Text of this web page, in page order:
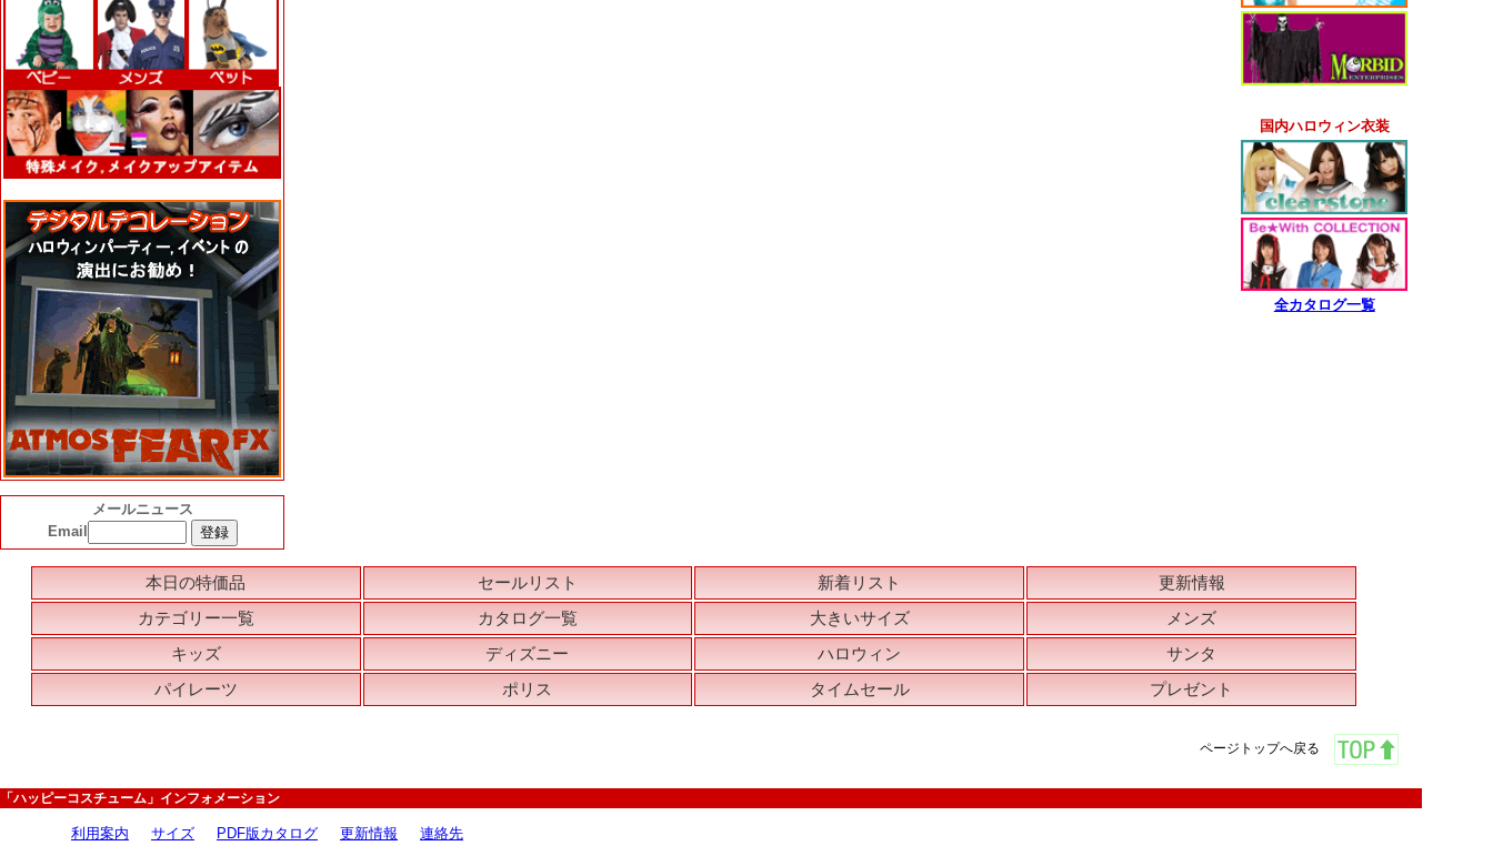
メールニュース
Email
国内ハロウィン衣装
全カタログ一覧
本日の特価品 セールリスト 新着リスト
更新情報
カテゴリー一覧
カタログ一覧 大きいサイズ
メンズ
キッズ
ディズニー ハロウィン
サンタ
パイレーツ
ポリス タイムセール プレゼント
ページトップへ戻る
「ハッピーコスチューム」インフォメーション
利用案内 サイズ PDF版カタログ 更新情報 連絡先